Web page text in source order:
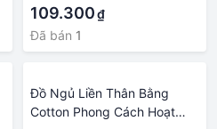
109.300₫
Đã bán 1
Đồ Ngủ Liền Thân Bằng
Cotton Phong Cách Hoạt